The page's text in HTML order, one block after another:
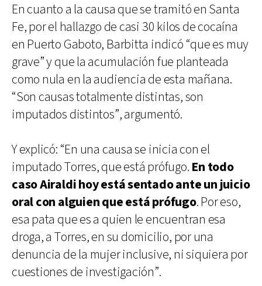
En cuanto a la causa que se tramitó en Santa
Fe, por el hallazgo de casi 30 kilos de cocaína
en Puerto Gaboto, Barbitta indicó “que es muy
grave” y que la acumulación fue planteada
como nula en la audiencia de esta mañana.
“Son causas totalmente distintas, son
imputados distintos”, argumentó.
Y explicó: “En una causa se inicia con el
imputado Torres, que está prófugo. En todo
caso Airaldi hoy está sentado ante un juicio
oral con alguien que está prófugo. Por eso,
esa pata que es a quien le encuentran esa
droga, a Torres, en su domicilio, por una
denuncia de la mujer inclusive, ni siquiera por
cuestiones de investigación”.